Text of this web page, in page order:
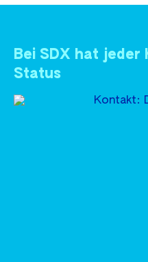
Bei SDX hat jeder
Status